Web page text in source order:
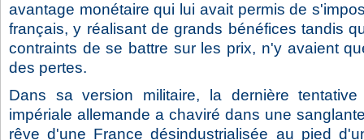
avantage monétaire qui lui avait permis de
français, y réalisant de grands bénéfices tandis
contraints de se battre sur les prix, n'y avaient
des pertes.
Dans sa version militaire, la dernière
impériale allemande a chaviré dans une
rêve d'une France désindustrialisée au pied